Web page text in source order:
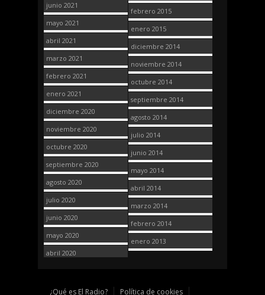
junio 2021
mayo 2021
abril 2021
marzo 2021
febrero 2021
enero 2021
diciembre 2020
noviembre 2020
octubre 2020
septiembre 2020
agosto 2020
julio 2020
junio 2020
mayo 2020
abril 2020
febrero 2015
enero 2015
diciembre 2014
noviembre 2014
octubre 2014
septiembre 2014
agosto 2014
julio 2014
junio 2014
mayo 2014
abril 2014
marzo 2014
febrero 2014
enero 2013
¿Qué es El Radio? Política de cookies